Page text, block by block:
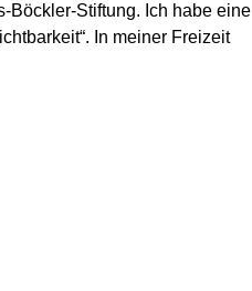
Böckler-Stiftung. Ich habe eine
In meiner Freizeit